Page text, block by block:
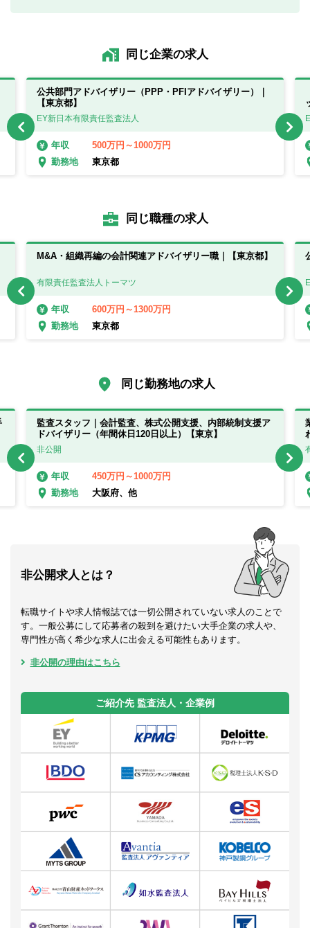
同じ企業の求人
公共部門アドバイザリー（PPP・PFIアドバイザリー）｜
【東京都】
EY新日本有限責任監査法人
年収
500万円～1000万円
勤務地
東京都
同じ職種の求人
M&A・組織再編の会計関連アドバイザリー職｜【東京都】
有限責任監査法人トーマツ
年収
600万円～1300万円
勤務地
東京都
同じ勤務地の求人
監査スタッフ｜会計監査、株式公開支援、内部統制支援ア
ドバイザリー（年間休日120日以上）【東京】
非公開
年収
450万円～1000万円
勤務地
大阪府、他
非公開求人とは？
転職サイトや求人情報誌では一切公開されていない求人のことで
す。一般公募にして応募者の殺到を避けたい大手企業の求人や、
専門性が高く希少な求人に出会える可能性もあります。
非公開の理由はこちら
ご紹介先 監査法人・企業例